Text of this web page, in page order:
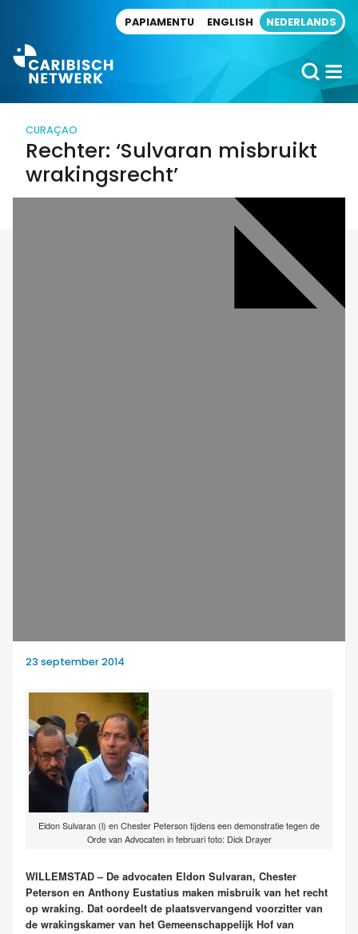
PAPIAMENTU ENGLISH NEDERLANDS
CURAÇAO
Rechter: ‘Sulvaran misbruikt
wrakingsrecht’
23 september 2014
Eldon Sulvaran (l) en Chester Peterson tijdens een demonstratie tegen de
Orde van Advocaten in februari foto: Dick Drayer
WILLEMSTAD – De advocaten Eldon Sulvaran, Chester
Peterson en Anthony Eustatius maken misbruik van het recht
op wraking. Dat oordeelt de plaatsvervangend voorzitter van
de wrakingskamer van het Gemeenschappelijk Hof van